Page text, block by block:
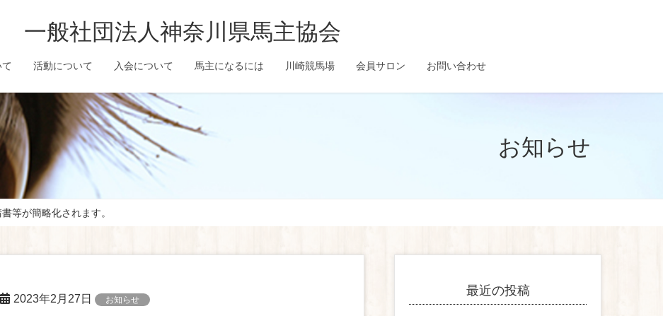
一般社団法人神奈川県馬主協会
活動について 入会について 馬主になるには 川崎競馬場 会員サロン お問い合わせ
お知らせ
等が簡略化されます。
2023年2月27日 お知らせ
最近の投稿